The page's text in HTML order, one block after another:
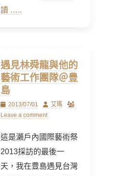
讀 …..
遇見林舜龍與他的
藝術工作團隊＠豊
島
Posted
on
2013/07/01 Author
艾瑪
Leave a comment
這是瀨戶內國際藝術祭
2013採訪的最後一
天，我在豊島遇見台灣